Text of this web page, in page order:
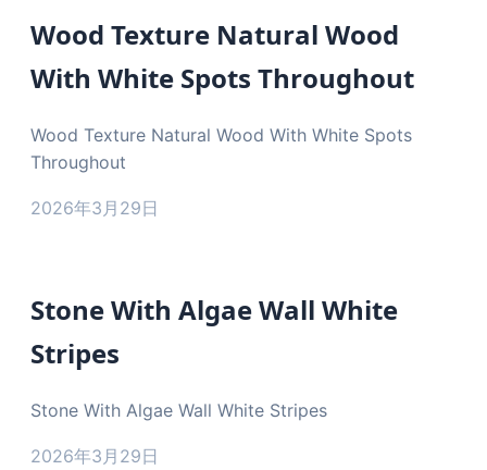
Wood Texture Natural Wood
With White Spots Throughout
Wood Texture Natural Wood With White Spots
Throughout
2026年3月29日
Stone With Algae Wall White
Stripes
Stone With Algae Wall White Stripes
2026年3月29日